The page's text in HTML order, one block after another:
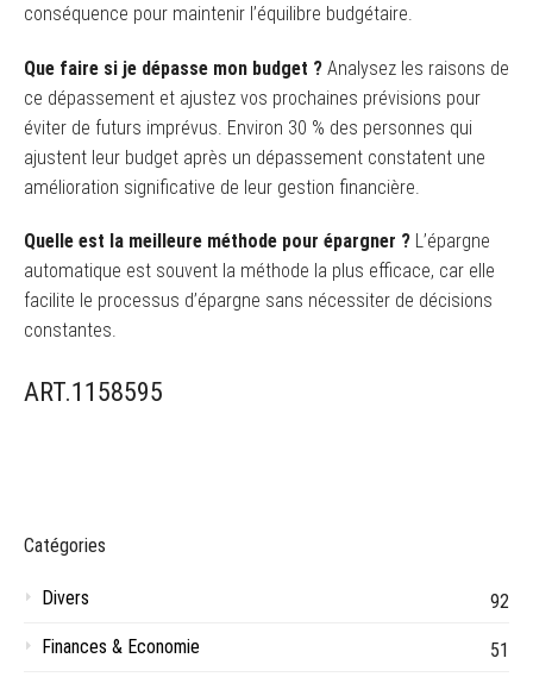
conséquence pour maintenir l’équilibre budgétaire.
Que faire si je dépasse mon budget ? Analysez les raisons de
ce dépassement et ajustez vos prochaines prévisions pour
éviter de futurs imprévus. Environ 30 % des personnes qui
ajustent leur budget après un dépassement constatent une
amélioration significative de leur gestion financière.
Quelle est la meilleure méthode pour épargner ? L’épargne
automatique est souvent la méthode la plus efficace, car elle
facilite le processus d’épargne sans nécessiter de décisions
constantes.
ART.1158595
Catégories
Divers
92
Finances & Economie
51